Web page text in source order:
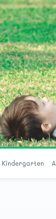
Kindergarten